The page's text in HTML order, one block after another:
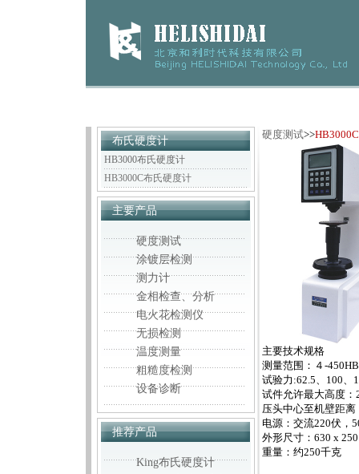
布氏硬度计
HB3000布氏硬度计
HB3000C布氏硬度计
主要产品
硬度测试
涂镀层检测
测力计
金相检查、分析
电火花检测仪
无损检测
温度测量
粗糙度检测
设备诊断
推荐产品
King布氏硬度计
硬度测试>>
主要技术规格
测量范围：４-
试验力:62.5、100、
试件允许最大高度：
压头中心至机壁距离
电源：交流220伏，
外形尺寸：630 x
重量：约250千克